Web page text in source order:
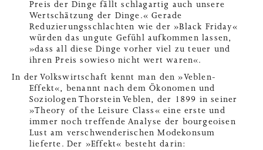
Preis der Dinge fällt schlagartig auch unsere
Wertschätzung der Dinge.« Gerade
Reduzierungsschlachten wie der »Black Friday«
würden das ungute Gefühl aufkommen lassen,
»dass all diese Dinge vorher viel zu teuer und
ihren Preis sowieso nicht wert waren«.
In der Volkswirtschaft kennt man den »Veblen-
Effekt«, benannt nach dem Ökonomen und
Soziologen Thorstein Veblen, der 1899 in seiner
»Theory of the Leisure Class« eine erste und
immer noch treffende Analyse der bourgeoisen
Lust am verschwenderischen Modekonsum
lieferte. Der »Effekt« besteht darin: